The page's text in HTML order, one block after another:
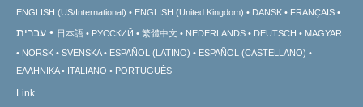
ENGLISH (US/International) ENGLISH (United Kingdom) DANSK FRANÇAIS
עברית 日本語 РУССКИЙ 繁體中文 NEDERLANDS DEUTSCH
MAGYAR
NORSK
SVENSKA ESPAÑOL (LATINO)
ESPAÑOL (CASTELLANO)
ΕΛΛΗΝΙΚA
ITALIANO PORTUGUÊS
Link